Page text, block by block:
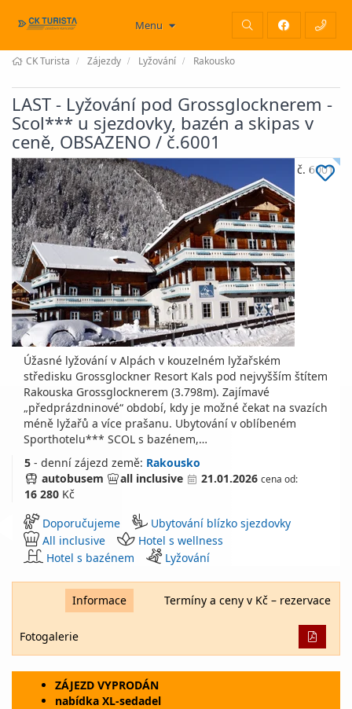
Menu
CK Turista Zájezdy Lyžování Rakousko
LAST - Lyžování pod Grossglocknerem -
Scol*** u sjezdovky, bazén a skipas v
ceně, OBSAZENO / č.6001
č. 6001
Úžasné lyžování v Alpách v kouzelném lyžařském
středisku Grossglockner Resort Kals pod nejvyšším štítem
Rakouska Grossglocknerem (3.798m). Zajímavé
„předprázdninové“ období, kdy je možné čekat na svazích
méně lyžařů a více prašanu. Ubytování v oblíbeném
Sporthotelu*** SCOL s bazénem,…
5 - denní zájezd země: Rakousko
autobusem
all inclusive 21.01.2026 cena od:
16 280 Kč
Doporučujeme
Ubytování blízko sjezdovky
All inclusive
Hotel s wellness
Hotel s bazénem
Lyžování
Informace Termíny a ceny v Kč – rezervace
Fotogalerie
ZÁJEZD VYPRODÁN
nabídka XL-sedadel